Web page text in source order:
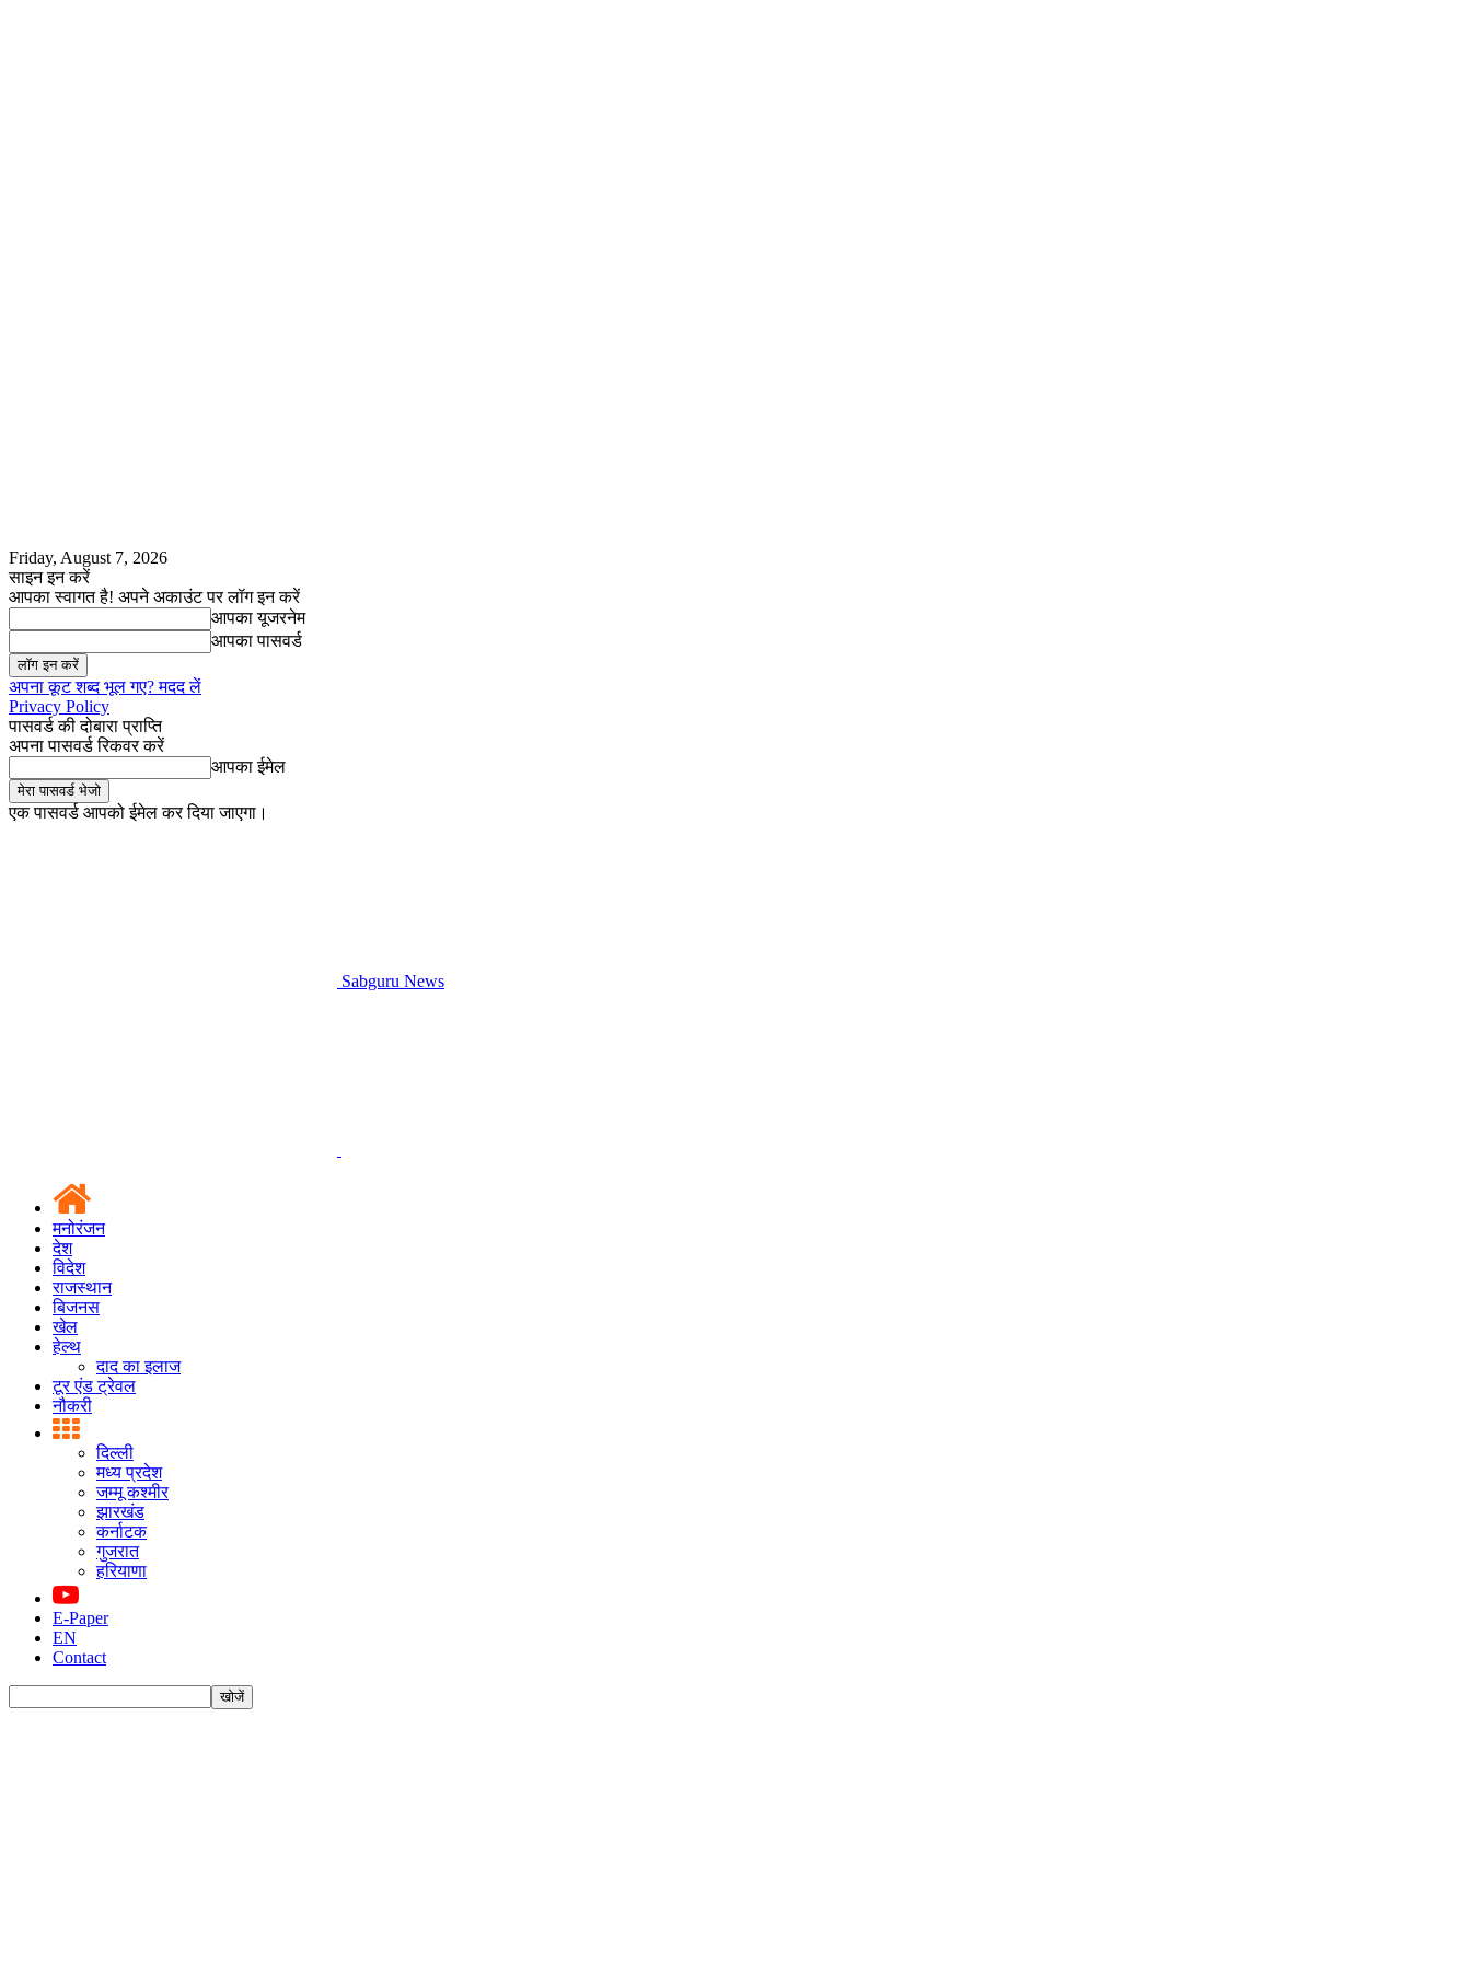
Friday, August 7, 2026
साइन इन करें
आपका स्वागत है! अपने अकाउंट पर लॉग इन करें
आपका यूजरनेम
आपका पासवर्ड
अपना कूट शब्द भूल गए? मदद लें
Privacy Policy
पासवर्ड की दोबारा प्राप्ति
अपना पासवर्ड रिकवर करें
आपका ईमेल
एक पासवर्ड आपको ईमेल कर दिया जाएगा।
Sabguru News
मनोरंजन
देश
विदेश
राजस्थान
बिजनस
खेल
हेल्थ
दाद का इलाज
टूर एंड ट्रेवल
नौकरी
दिल्ली
मध्य प्रदेश
जम्मू कश्मीर
झारखंड
कर्नाटक
गुजरात
हरियाणा
E-Paper
EN
Contact